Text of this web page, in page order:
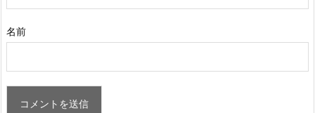
名前